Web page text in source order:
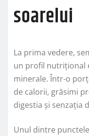
soarelui
La prima vedere,
un profil nutrițional
minerale. Într-o
de calorii, grăsimi
digestia și senzația
Unul dintre